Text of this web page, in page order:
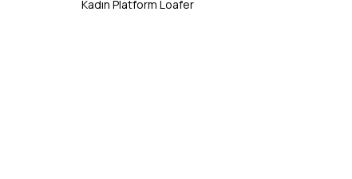
Kadın Platform Loafer